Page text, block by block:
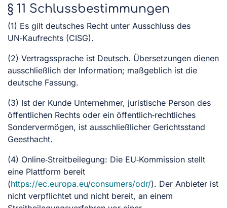
§ 11 Schlussbestimmungen
(1) Es gilt deutsches Recht unter Ausschluss des
UN‑Kaufrechts (CISG).
(2) Vertragssprache ist Deutsch. Übersetzungen dienen
ausschließlich der Information; maßgeblich ist die
deutsche Fassung.
(3) Ist der Kunde Unternehmer, juristische Person des
öffentlichen Rechts oder ein öffentlich‑rechtliches
Sondervermögen, ist ausschließlicher Gerichtsstand
Geesthacht.
(4) Online‑Streitbeilegung: Die EU‑Kommission stellt
eine Plattform bereit
(https://ec.europa.eu/consumers/odr/). Der Anbieter ist
nicht verpflichtet und nicht bereit, an einem